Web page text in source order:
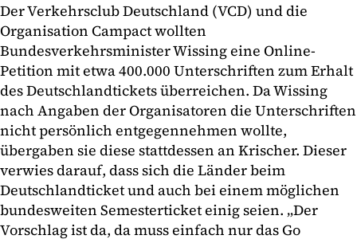
Der Verkehrsclub Deutschland (VCD) und die
Organisation Campact wollten
Bundesverkehrsminister Wissing eine Online-
Petition mit etwa 400.000 Unterschriften zum Erhalt
des Deutschlandtickets überreichen. Da Wissing
nach Angaben der Organisatoren die Unterschriften
nicht persönlich entgegennehmen wollte,
übergaben sie diese stattdessen an Krischer. Dieser
verwies darauf, dass sich die Länder beim
Deutschlandticket und auch bei einem möglichen
bundesweiten Semesterticket einig seien. „Der
Vorschlag ist da, da muss einfach nur das Go